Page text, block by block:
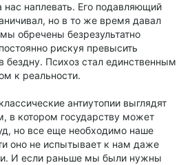
наплевать. Его подавляющий
но в то же время давал
обречены безрезультатно
рискуя превысить
бездну. Психоз стал единственным
к реальности.
антиутопии выглядят
в котором государству может
но все еще необходимо наше
оно не испытывает к нам даже
И если раньше мы были нужны